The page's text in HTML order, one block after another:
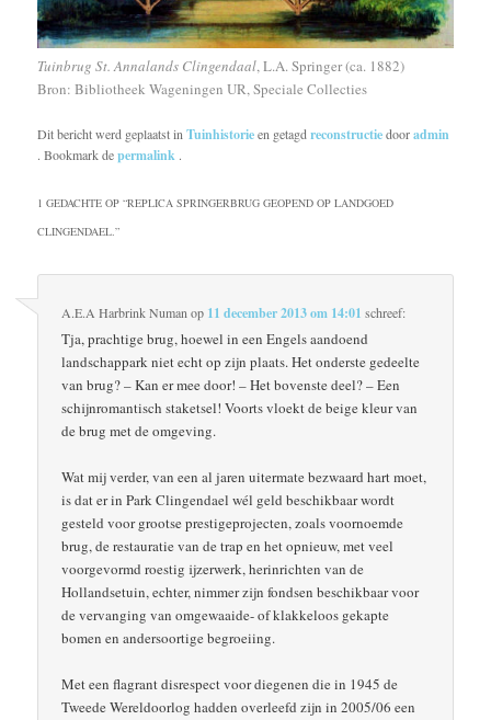
Tuinbrug St. Annalands Clingendaal, L.A. Springer (ca. 1882)
Bron: Bibliotheek Wageningen UR, Speciale Collecties
Dit bericht werd geplaatst inTuinhistorieen getagdreconstructiedooradmin
. Bookmark depermalink .
1 GEDACHTE OP “REPLICA SPRINGERBRUG GEOPEND OP LANDGOED
CLINGENDAEL.”
A.E.A Harbrink Numan op 11 december 2013 om 14:01 schreef:
Tja, prachtige brug, hoewel in een Engels aandoend
landschappark niet echt op zijn plaats. Het onderste gedeelte
van brug? – Kan er mee door! – Het bovenste deel? – Een
schijnromantisch staketsel! Voorts vloekt de beige kleur van
de brug met de omgeving.
Wat mij verder, van een al jaren uitermate bezwaard hart moet,
is dat er in Park Clingendael wél geld beschikbaar wordt
gesteld voor grootse prestigeprojecten, zoals voornoemde
brug, de restauratie van de trap en het opnieuw, met veel
voorgevormd roestig ijzerwerk, herinrichten van de
Hollandsetuin, echter, nimmer zijn fondsen beschikbaar voor
de vervanging van omgewaaide- of klakkeloos gekapte
bomen en andersoortige begroeiing.
Met een flagrant disrespect voor diegenen die in 1945 de
Tweede Wereldoorlog hadden overleefd zijn in 2005/06 een